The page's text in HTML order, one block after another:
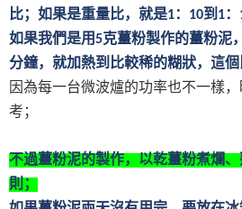
比；如果是重量比，就是1： 10到1：
如果我們是用5克薑粉製作的薑粉泥
分鐘，就加熱到比較稀的糊狀，這個
因為每一台微波爐的功率也不一樣
考；
不過薑粉泥的製作，以乾薑粉煮爛
則；